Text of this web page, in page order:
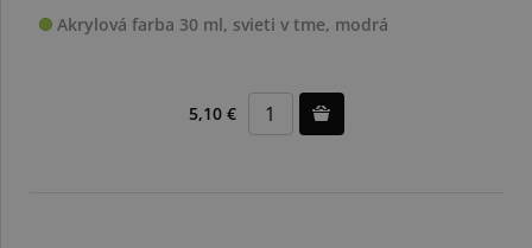
Akrylová farba 30 ml, svieti v tme, modrá
5,10 €